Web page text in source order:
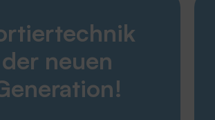
der neuen
Karriere
Produkte
Unternehmen
Service